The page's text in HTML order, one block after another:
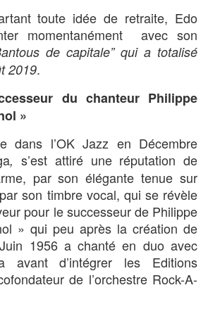
toute idée de retraite, Edo
momentanément avec son
de capitale” qui a totalisé
2019.
du chanteur Philippe
»
dans l’OK Jazz en Décembre
, s’est attiré une réputation de
par son élégante tenue sur
son timbre vocal, qui se révèle
pour le successeur de Philippe
» qui peu après la création de
1956 a chanté en duo avec
avant d’intégrer les Editions
de l’orchestre Rock-A-